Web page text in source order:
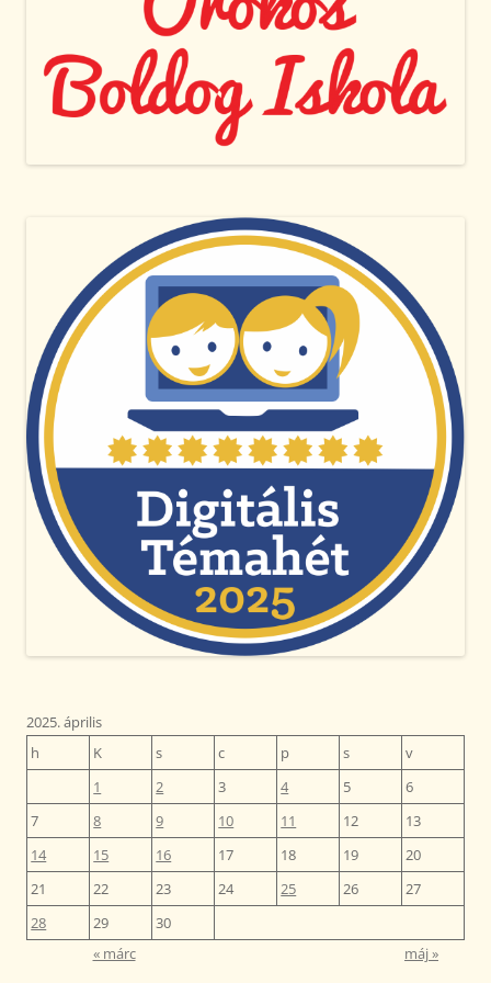
2025. április
h
K s c p s
v
1
2 3 4 5
6
7
8 9 10 11 12
13
14
15 16 17 18 19
20
21
22 23 24 25 26
27
28
29
30
« márc
máj »